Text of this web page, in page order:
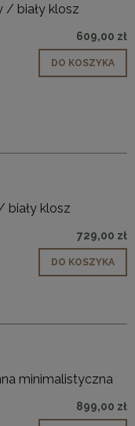
/ biały klosz
609,00 zł
DO KOSZYKA
biały klosz
729,00 zł
DO KOSZYKA
minimalistyczna
899,00 zł